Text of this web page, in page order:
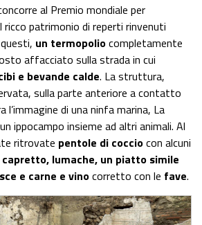
al Premio mondiale per
ricco patrimonio di reperti rinvenuti
un termopoliocompletamente
affacciato sulla strada in cui
e bevande calde. La struttura,
sulla parte anteriore a contatto
l’immagine di una ninfa marina, La
ippocampo insieme ad altri animali. Al
ritrovate pentole di cocciocon alcuni
capretto, lumache, un piatto simile
e carne e vinocorretto con le fave.